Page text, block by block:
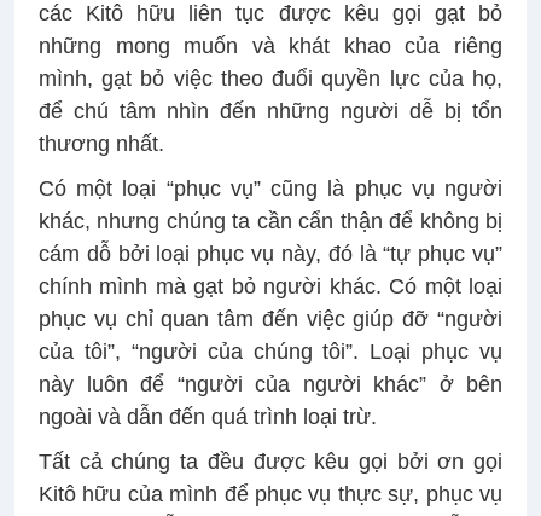
các Kitô hữu liên tục được kêu gọi gạt bỏ
những mong muốn và khát khao của riêng
mình, gạt bỏ việc theo đuổi quyền lực của họ,
để chú tâm nhìn đến những người dễ bị tổn
thương nhất.
Có một loại “phục vụ” cũng là phục vụ người
khác, nhưng chúng ta cần cẩn thận để không bị
cám dỗ bởi loại phục vụ này, đó là “tự phục vụ”
chính mình mà gạt bỏ người khác. Có một loại
phục vụ chỉ quan tâm đến việc giúp đỡ “người
của tôi”, “người của chúng tôi”. Loại phục vụ
này luôn để “người của người khác” ở bên
ngoài và dẫn đến quá trình loại trừ.
Tất cả chúng ta đều được kêu gọi bởi ơn gọi
Kitô hữu của mình để phục vụ thực sự, phục vụ